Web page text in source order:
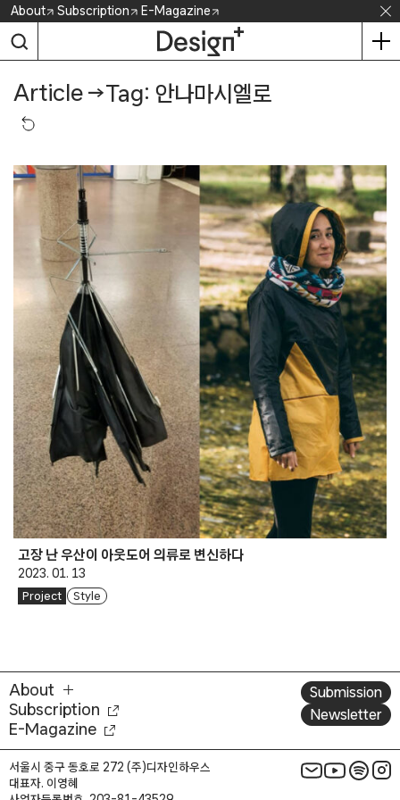
Skip
content
About Subscription E-Magazine
Article →Tag: 안나마시엘로
고장 난 우산이 아웃도어 의류로 변신하다
2023. 01. 13
Project Style
About
Subscription
E-Magazine
Submission
Newsletter
서울시 중구 동호로 272 (주)디자인하우스
대표자. 이영혜